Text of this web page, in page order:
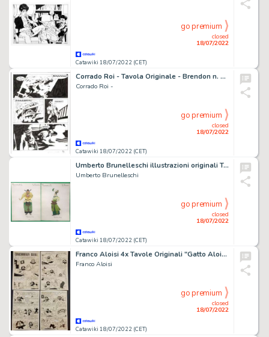
Catawiki 18/07/2022 (CET)
closed
18/07/2022
go premium
Corrado Roi - Tavola Originale - Brendon n. 80 - "L'Impronta del diavolo" - (2011)
Corrado Roi -
Catawiki 18/07/2022 (CET)
closed
18/07/2022
go premium
Umberto Brunelleschi illustrazioni originali Turandot nn. 10/11 - (1926)
Umberto Brunelleschi
Catawiki 18/07/2022 (CET)
closed
18/07/2022
go premium
Franco Aloisi 4x Tavole Originali "Gatto Aloisio in: Concorrenza Sleale" Storia Completa - Firmata
Franco Aloisi
Catawiki 18/07/2022 (CET)
closed
18/07/2022
go premium